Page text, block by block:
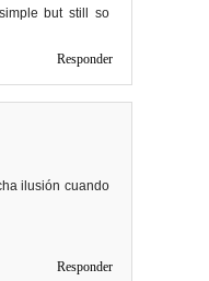
but still so
Responder
ilusión cuando
Responder